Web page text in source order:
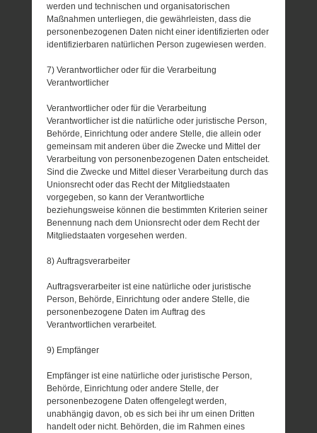
werden und technischen und organisatorischen
Maßnahmen unterliegen, die gewährleisten, dass die
personenbezogenen Daten nicht einer identifizierten oder
identifizierbaren natürlichen Person zugewiesen werden.
7) Verantwortlicher oder für die Verarbeitung
Verantwortlicher
Verantwortlicher oder für die Verarbeitung
Verantwortlicher ist die natürliche oder juristische Person,
Behörde, Einrichtung oder andere Stelle, die allein oder
gemeinsam mit anderen über die Zwecke und Mittel der
Verarbeitung von personenbezogenen Daten entscheidet.
Sind die Zwecke und Mittel dieser Verarbeitung durch das
Unionsrecht oder das Recht der Mitgliedstaaten
vorgegeben, so kann der Verantwortliche
beziehungsweise können die bestimmten Kriterien seiner
Benennung nach dem Unionsrecht oder dem Recht der
Mitgliedstaaten vorgesehen werden.
8) Auftragsverarbeiter
Auftragsverarbeiter ist eine natürliche oder juristische
Person, Behörde, Einrichtung oder andere Stelle, die
personenbezogene Daten im Auftrag des
Verantwortlichen verarbeitet.
9) Empfänger
Empfänger ist eine natürliche oder juristische Person,
Behörde, Einrichtung oder andere Stelle, der
personenbezogene Daten offengelegt werden,
unabhängig davon, ob es sich bei ihr um einen Dritten
handelt oder nicht. Behörden, die im Rahmen eines